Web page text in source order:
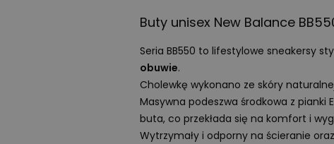
Buty unisex New Balance
Seria BB550 to lifestylowe sneakersy
obuwie.
Cholewkę wykonano ze skóry
Masywna podeszwa środkowa z pianki
buta, co przekłada się na komfort i
Wytrzymały i odporny na ścieranie